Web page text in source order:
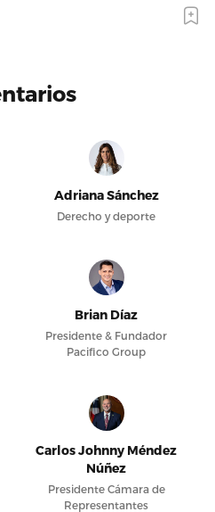
Adriana Sánchez
Derecho y deporte
Brian Díaz
Presidente & Fundador
Pacifico Group
Carlos Johnny Méndez
Núñez
Presidente Cámara de
Representantes